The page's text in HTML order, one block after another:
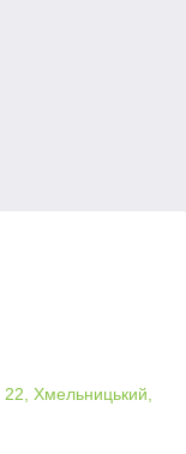
Хмельницький,